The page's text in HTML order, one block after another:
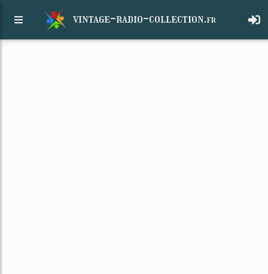
vintage-radio-collection.fr